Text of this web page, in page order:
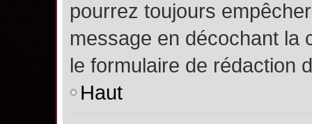
pourrez toujours
message en décochant la
le formulaire de rédaction
Haut